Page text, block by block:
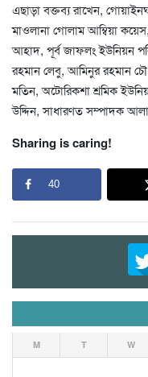
এছাড়া বক্তব্য রাখেন,
মাওলানা গোলাম আম্বিয়া
আহাদ, পূর্ব জাফলং ইউনিয়ন
রহমান লেবু, আমিনুর রহমান
মতিন, অটোরিকশা শ্রমিক
উদ্দিন, সাধারণত সম্পাদক
Sharing is caring!
40
M T W